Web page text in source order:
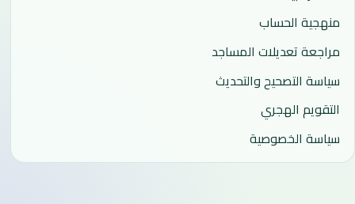
منهجية الحساب
مراجعة تعديلات المساجد
سياسة التصحيح والتحديث
التقويم الهجري
سياسة الخصوصية